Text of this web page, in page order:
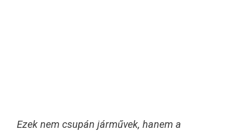
Ezek nem csupán járművek, hanem a